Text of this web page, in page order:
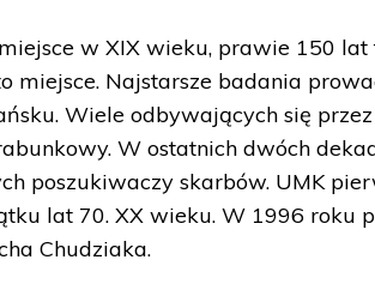
w XIX wieku, prawie 150 lat
Najstarsze badania
Wiele odbywających się
W ostatnich dwóch
poszukiwaczy skarbów. UMK
lat 70. XX wieku. W 1996 roku
Chudziaka.